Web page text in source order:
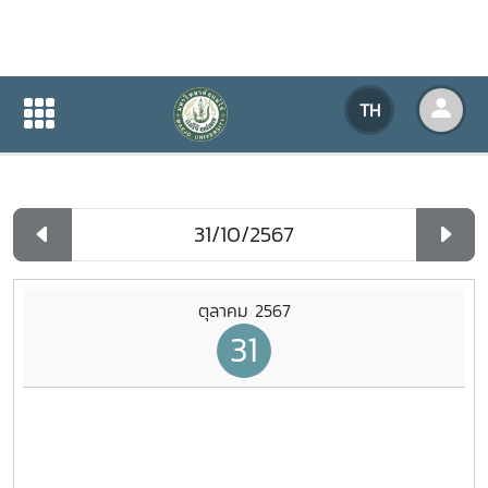
TH
ปฏิทินกิจกรรมของหน่วยงาน
ปฏิทินกิจกรรมของหน่วยงาน
ตุลาคม 2567
31